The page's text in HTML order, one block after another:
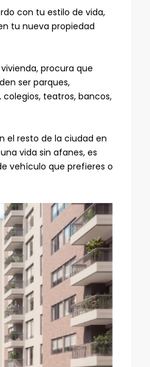
con tu estilo de vida,
tu nueva propiedad
procura que
ser parques,
teatros, bancos,
el resto de la ciudad en
vida sin afanes, es
vehículo que prefieres o